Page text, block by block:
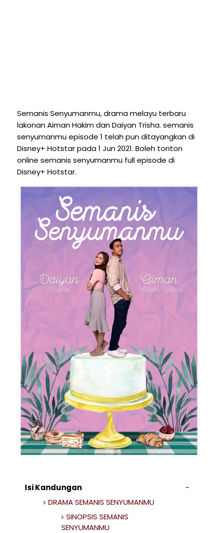
Semanis Senyumanmu, drama melayu terbaru
lakonan Aiman Hakim dan Daiyan Trisha. semanis
senyumanmu episode 1 telah pun ditayangkan di
Disney+ Hotstar pada 1 Jun 2021. Boleh tonton
online semanis senyumanmu full episode di
Disney+ Hotstar.
Isi Kandungan
DRAMA SEMANIS SENYUMANMU
SINOPSIS SEMANIS
SENYUMANMU